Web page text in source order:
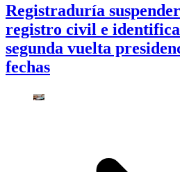
Registraduría
registro civil e
segunda vuelta
fechas